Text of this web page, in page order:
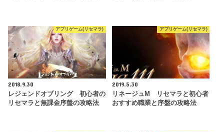
アプリゲーム(リセマラ)
2018.9.30
レジェンドオブリング 初心者の
リセマラと無課金序盤の攻略法
アプリゲーム(リセマラ)
2019.5.30
リネージュM リセマラと初心者
おすすめ職業と序盤の攻略法